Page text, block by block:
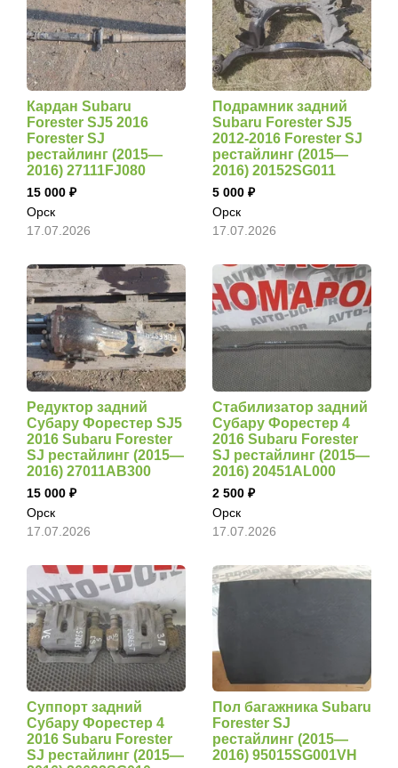
Кардан Subaru
Forester SJ5 2016
Forester SJ
рестайлинг (2015—
2016) 27111FJ080
15 000
Орск
17.07.2026
Подрамник задний
Subaru Forester SJ5
2012-2016 Forester SJ
рестайлинг (2015—
2016) 20152SG011
5 000
Орск
17.07.2026
Редуктор задний
Субару Форестер SJ5
2016 Subaru Forester
SJ рестайлинг (2015—
2016) 27011AB300
15 000
Орск
17.07.2026
Стабилизатор задний
Субару Форестер 4
2016 Subaru Forester
SJ рестайлинг (2015—
2016) 20451AL000
2 500
Орск
17.07.2026
Суппорт задний
Субару Форестер 4
2016 Subaru Forester
SJ рестайлинг (2015—
Пол багажника Subaru
Forester SJ
рестайлинг (2015—
2016) 95015SG001VH